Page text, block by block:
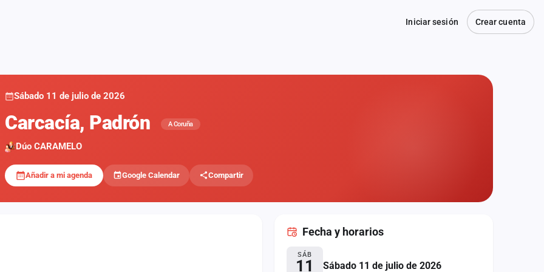
Iniciar sesión Crear cuenta
Sábado 11 de julio de 2026
Carcacía, Padrón A Coruña
Dúo CARAMELO
Añadir a mi agenda Google Calendar Compartir
Fecha y horarios
SÁB
11 Sábado 11 de julio de 2026